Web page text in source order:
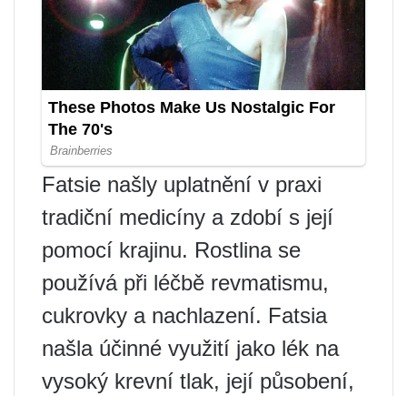
Fatsie našly uplatnění v praxi
tradiční medicíny a zdobí s její
pomocí krajinu. Rostlina se
používá při léčbě revmatismu,
cukrovky a nachlazení. Fatsia
našla účinné využití jako lék na
vysoký krevní tlak, její působení,